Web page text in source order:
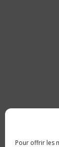
Pour offrir les